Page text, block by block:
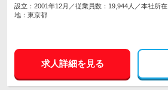
設立：2001年12月／従業員数：19,944人／本社所在
地：東京都
求人詳細を見る